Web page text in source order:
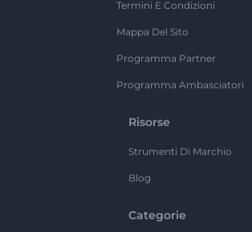
Termini E Condizioni
Mappa Del Sito
Programma Partner
Programma Ambasciatori
Risorse
Strumenti Di Marchio
Blog
Categorie